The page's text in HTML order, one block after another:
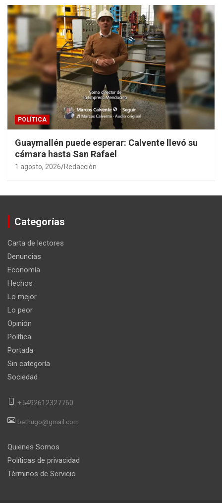
POLÍTICA
Guaymallén puede esperar: Calvente llevó su
cámara hasta San Rafael
1 agosto, 2026 Redacción
Categorías
Carta de lectores
Denuncias
Economía
Hechos
Lo mejor
Lo peor
Opinión
Política
Portada
Sin categoría
Sociedad
+5492612327760
bethugo@gmail.com
Quienes Somos
Políticas de privacidad
Términos de Servicio